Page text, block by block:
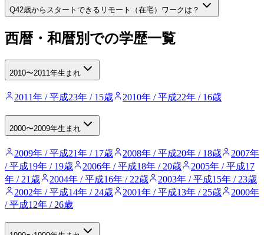
Q42歳からスタートできるリモート（在宅）ワークは？
西暦・和暦別での学歴一覧
2010〜2011年生まれ
2011年 / 平成23年 / 15歳 2010年 / 平成22年 / 16歳
2000〜2009年生まれ
2009年 / 平成21年 / 17歳 2008年 / 平成20年 / 18歳
2007年
/ 平成19年 / 19歳
2006年 / 平成18年 / 20歳
2005年 / 平成17
年 / 21歳
2004年 / 平成16年 / 22歳
2003年 / 平成15年 / 23歳
2002年 / 平成14年 / 24歳
2001年 / 平成13年 / 25歳
2000年
/ 平成12年 / 26歳